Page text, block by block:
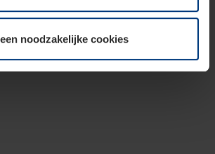
u op elk moment bij de uitleg van de
noodzakelijke cookies